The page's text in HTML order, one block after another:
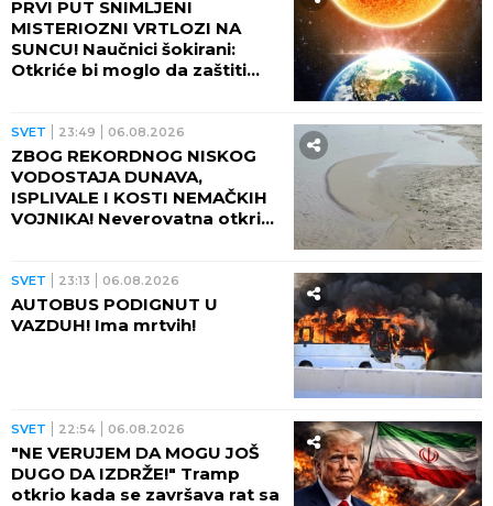
PRVI PUT SNIMLJENI
MISTERIOZNI VRTLOZI NA
SUNCU! Naučnici šokirani:
Otkriće bi moglo da zaštiti
SVET 23:49 06.08.2026
ZBOG REKORDNOG NISKOG
VODOSTAJA DUNAVA,
ISPLIVALE I KOSTI NEMAČKIH
VOJNIKA! Neverovatna otkrića
SVET 23:13 06.08.2026
AUTOBUS PODIGNUT U
VAZDUH! Ima mrtvih!
SVET 22:54 06.08.2026
"NE VERUJEM DA MOGU JOŠ
DUGO DA IZDRŽE!" Tramp
otkrio kada se završava rat sa